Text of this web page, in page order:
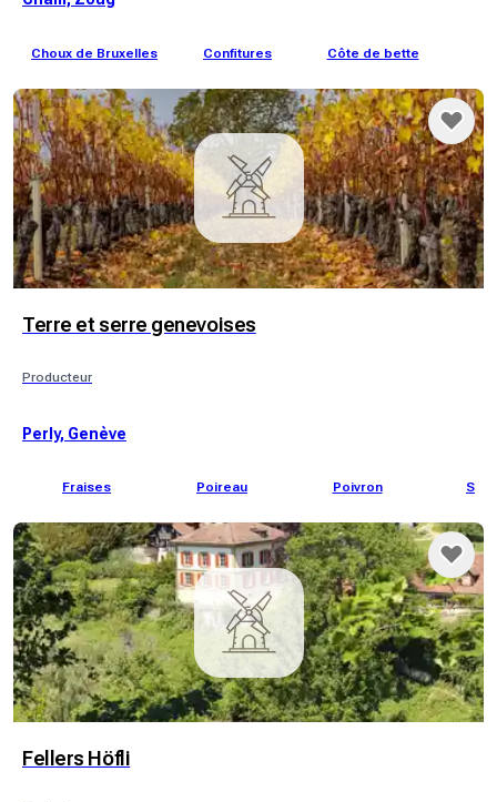
Choux de Bruxelles Confitures Côte de bette
Terre et serre genevoises
Producteur
Perly, Genève
Fraises Poireau Poivron
Fellers Höfli